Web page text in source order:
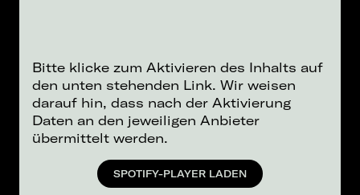
Bitte klicke zum Aktivieren des Inhalts auf
den unten stehenden Link. Wir weisen
darauf hin, dass nach der Aktivierung
Daten an den jeweiligen Anbieter
übermittelt werden.
SPOTIFY-PLAYER LADEN